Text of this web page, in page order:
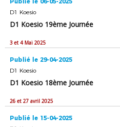
D1 Koesio
D1 Koesio 19ème Journée
3 et 4 Mai 2025
Publié le 29-04-2025
D1 Koesio
D1 Koesio 18ème Journée
26 et 27 avril 2025
Publié le 15-04-2025